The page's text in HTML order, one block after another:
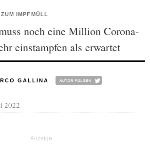
IMPFMÜLL
noch eine Million Corona-
einstampfen als erwartet
GALLINA
2022